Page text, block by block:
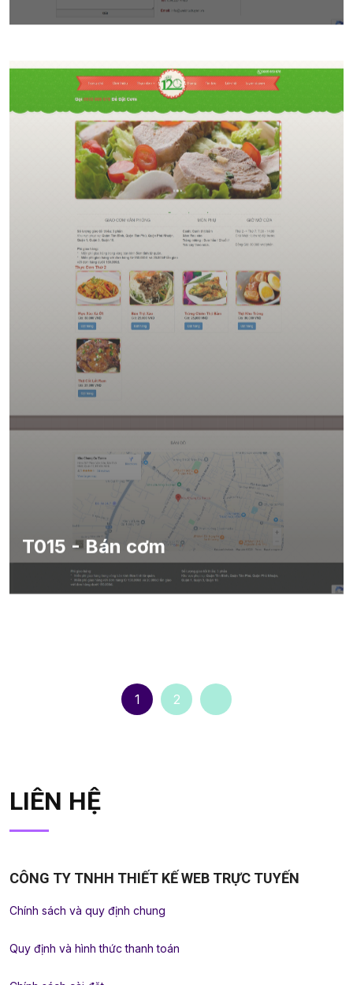
T015 - Bán cơm
1 2
LIÊN HỆ
CÔNG TY TNHH THIẾT KẾ WEB TRỰC TUYẾN
Chính sách và quy định chung
Quy định và hình thức thanh toán